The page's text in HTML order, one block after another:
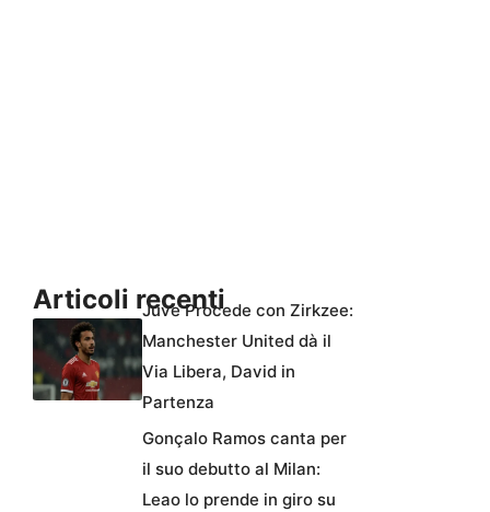
Articoli recentiJuve Procede con Zirkzee:
Manchester United dà il
Via Libera, David in
Partenza
Gonçalo Ramos canta per
il suo debutto al Milan:
Leao lo prende in giro su